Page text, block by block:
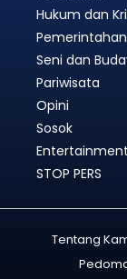
Hukum dan
Pemerintahan
Seni dan
Pariwisata
Opini
Sosok
Entertainment
STOP PERS
Tentang